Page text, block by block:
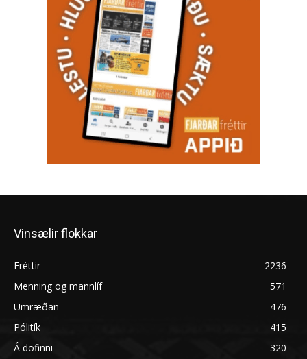
Vinsælir flokkar
Fréttir
2236
Menning og mannlíf
571
Umræðan
476
Pólitík
415
Á döfinni
320